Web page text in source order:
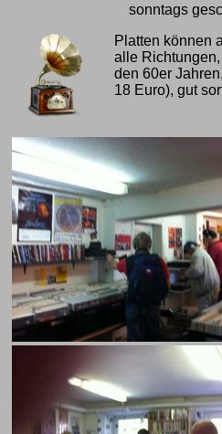
sonntags
Platten können
alle
den 60er
18 Euro), gut